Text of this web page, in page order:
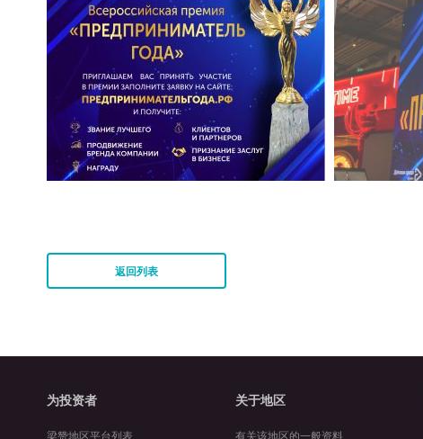
返回列表
为投资者
梁赞地区平台列表
关于地区
有关该地区的一般资料